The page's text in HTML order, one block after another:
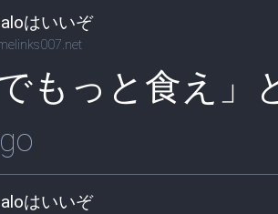
はいいぞ
でもっと食え
はいいぞ